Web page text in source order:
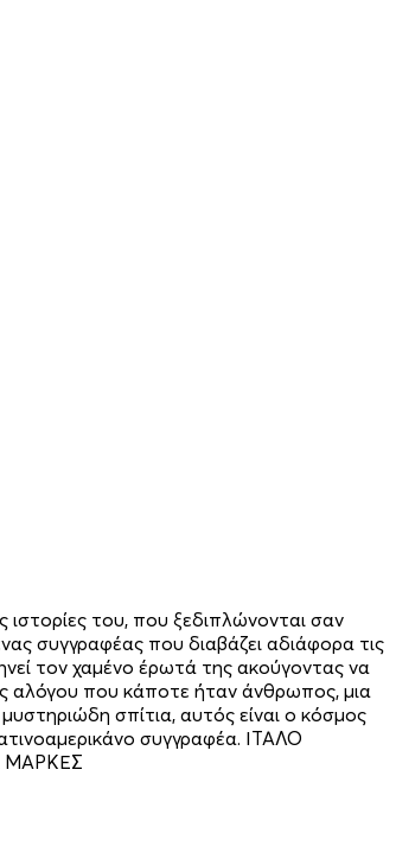
ιστορίες του, που ξεδιπλώνονται σαν
συγγραφέας που διαβάζει αδιάφορα τις
τον χαµένο έρωτά της ακούγοντας να
αλόγου που κάποτε ήταν άνθρωπος, µια
σπίτια, αυτός είναι ο κόσµος
συγγραφέα. ΙΤΑΛΟ
ΜΑΡΚΕΣ